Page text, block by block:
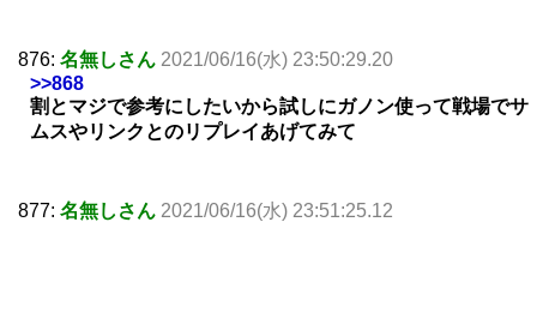
876: 名無しさん 2021/06/16(水) 23:50:29.20
>>868
割とマジで参考にしたいから試しにガノン使って戦場でサ
ムスやリンクとのリプレイあげてみて
877: 名無しさん 2021/06/16(水) 23:51:25.12